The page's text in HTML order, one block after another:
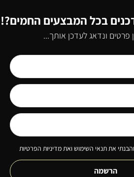
בכל המבצעים החמים?!
פרטים ונדאג לעדכן אותך...
את תנאי השימוש ואת מדיניות הפרטיות
הרשמה